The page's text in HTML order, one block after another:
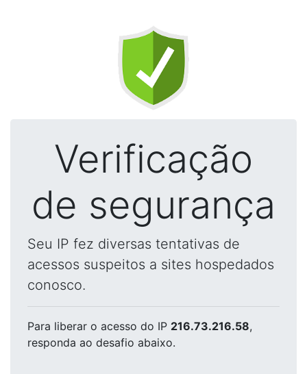
Verificação
de segurança
Seu IP fez diversas tentativas de
acessos suspeitos a sites hospedados
conosco.
Para liberar o acesso do IP 216.73.216.58,
responda ao desafio abaixo.